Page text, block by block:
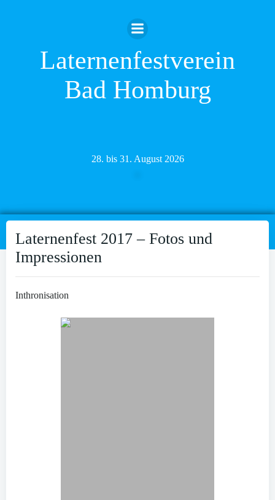
Inhalt
springen
Laternenfestverein
Bad Homburg
28. bis 31. August 2026
Laternenfest 2017 – Fotos und
Impressionen
Inthronisation